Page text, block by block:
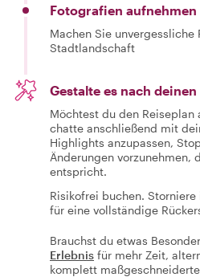
Fotografien aufnehmen
Machen Sie
Stadtlandschaft
Gestalte es nach
Möchtest du den Reiseplan
chatte anschließend mit
Highlights anzupassen,
Änderungen vorzunehmen,
entspricht.
Risikofrei buchen.
für eine vollständige
Brauchst du etwas
Erlebnis für mehr Zeit,
komplett